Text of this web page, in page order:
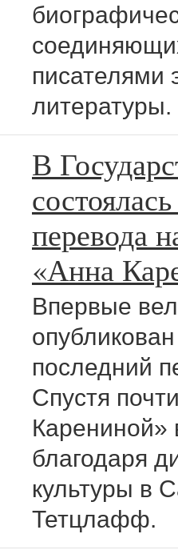
писателями
литературы.
В
перевода
«Анна
Впервые
последний
Спустя
Карениной»
благодаря
культуры в
Тетцлафф.